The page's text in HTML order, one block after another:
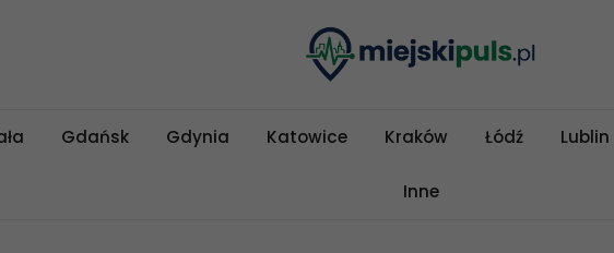
Gdańsk Gdynia Katowice Kraków Łódź Lublin
Inne